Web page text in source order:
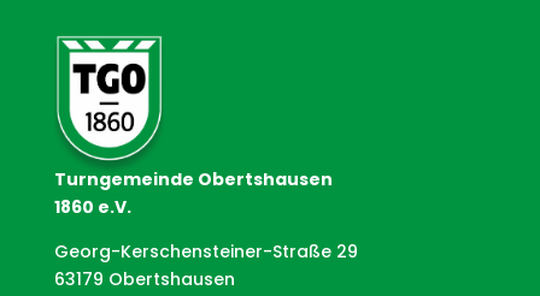
Turngemeinde Obertshausen
1860 e.V.
Georg-Kerschensteiner-Straße 29
63179 Obertshausen